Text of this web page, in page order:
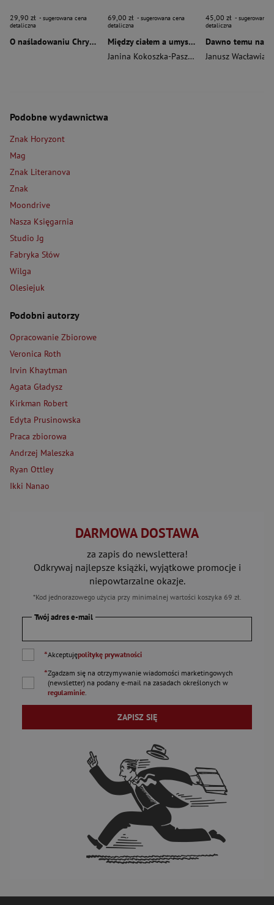
29,90 zł - sugerowana cena
detaliczna
O naśladowaniu Chrystusa wyd. 2026
69,00 zł - sugerowana cena
detaliczna
Między ciałem a umysłem
Janina Kokoszka-Paszkot
Piotr Wierzbiński
45,00 zł - sugerowana
detaliczna
Janusz Wacławiak
Podobne wydawnictwa
Znak Horyzont
Mag
Znak Literanova
Znak
Moondrive
Nasza Księgarnia
Studio Jg
Fabryka Słów
Wilga
Olesiejuk
Podobni autorzy
Opracowanie Zbiorowe
Veronica Roth
Irvin Khaytman
Agata Gładysz
Kirkman Robert
Edyta Prusinowska
Praca zbiorowa
Andrzej Maleszka
Ryan Ottley
Ikki Nanao
DARMOWA DOSTAWA
za zapis do newslettera!
Odkrywaj najlepsze książki, wyjątkowe promocje i
niepowtarzalne okazje.
*Kod jednorazowego użycia przy minimalnej wartości koszyka 69 zł.
Twój adres e-mail
*Akceptujępolitykę prywatności
*Zgadzam się na otrzymywanie wiadomości marketingowych
(newsletter) na podany e-mail na zasadach określonych w
regulaminie.
ZAPISZ SIĘ